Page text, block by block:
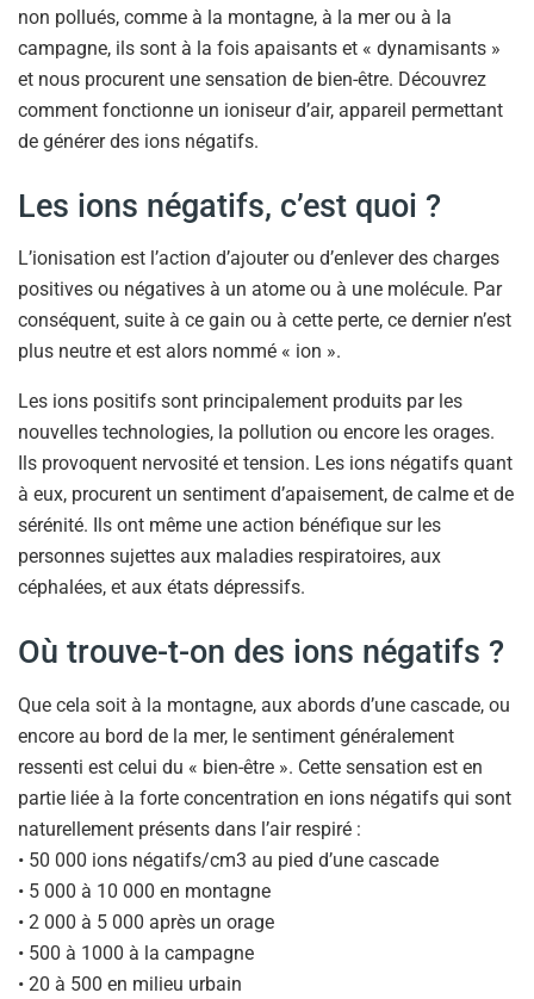
non pollués, comme à la montagne, à la mer ou à la
campagne, ils sont à la fois apaisants et « dynamisants »
et nous procurent une sensation de bien-être. Découvrez
comment fonctionne un ioniseur d’air, appareil permettant
de générer des ions négatifs.
Les ions négatifs, c’est quoi ?
L’ionisation est l’action d’ajouter ou d’enlever des charges
positives ou négatives à un atome ou à une molécule. Par
conséquent, suite à ce gain ou à cette perte, ce dernier n’est
plus neutre et est alors nommé « ion ».
Les ions positifs sont principalement produits par les
nouvelles technologies, la pollution ou encore les orages.
Ils provoquent nervosité et tension. Les ions négatifs quant
à eux, procurent un sentiment d’apaisement, de calme et de
sérénité. Ils ont même une action bénéfique sur les
personnes sujettes aux maladies respiratoires, aux
céphalées, et aux états dépressifs.
Où trouve-t-on des ions négatifs ?
Que cela soit à la montagne, aux abords d’une cascade, ou
encore au bord de la mer, le sentiment généralement
ressenti est celui du « bien-être ». Cette sensation est en
partie liée à la forte concentration en ions négatifs qui sont
naturellement présents dans l’air respiré :
• 50 000 ions négatifs/cm3 au pied d’une cascade
• 5 000 à 10 000 en montagne
• 2 000 à 5 000 après un orage
• 500 à 1000 à la campagne
• 20 à 500 en milieu urbain